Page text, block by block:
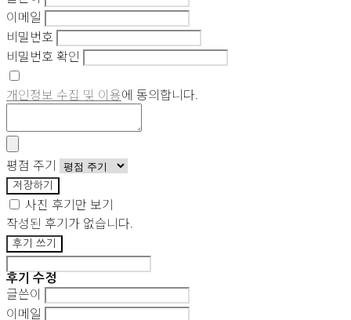
이메일
비밀번호
비밀번호 확인
개인정보 수집 및 이용에 동의합니다.
평점 주기
저장하기
사진 후기만 보기
작성된 후기가 없습니다.
후기 쓰기
후기 수정
글쓴이
이메일